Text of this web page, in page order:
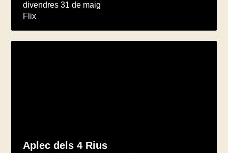
divendres 31 de maig
Flix
Aplec dels 4 Rius